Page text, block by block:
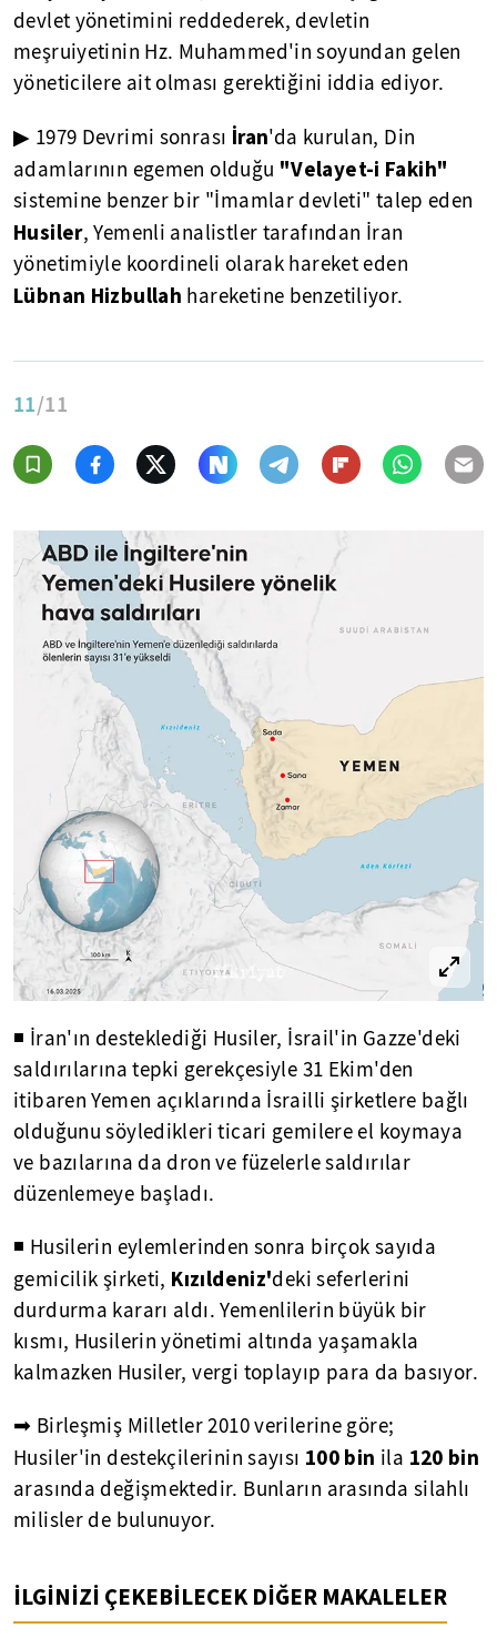
devlet yönetimini reddederek, devletin
meşruiyetinin Hz. Muhammed'in soyundan gelen
yöneticilere ait olması gerektiğini iddia ediyor.
▶ 1979 Devrimi sonrası İran'da kurulan, Din
adamlarının egemen olduğu "Velayet-i Fakih"
sistemine benzer bir "İmamlar devleti" talep eden
Husiler, Yemenli analistler tarafından İran
yönetimiyle koordineli olarak hareket eden
Lübnan Hizbullah hareketine benzetiliyor.
11/11
◾ İran'ın desteklediği Husiler, İsrail'in Gazze'deki
saldırılarına tepki gerekçesiyle 31 Ekim'den
itibaren Yemen açıklarında İsrailli şirketlere bağlı
olduğunu söyledikleri ticari gemilere el koymaya
ve bazılarına da dron ve füzelerle saldırılar
düzenlemeye başladı.
◾ Husilerin eylemlerinden sonra birçok sayıda
gemicilik şirketi, Kızıldeniz'deki seferlerini
durdurma kararı aldı. Yemenlilerin büyük bir
kısmı, Husilerin yönetimi altında yaşamakla
kalmazken Husiler, vergi toplayıp para da basıyor.
➡ Birleşmiş Milletler 2010 verilerine göre;
Husiler'in destekçilerinin sayısı 100 bin ila 120 bin
arasında değişmektedir. Bunların arasında silahlı
milisler de bulunuyor.
İLGİNİZİ ÇEKEBİLECEK DİĞER MAKALELER